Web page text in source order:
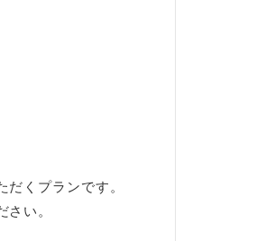
くプランです。
い。